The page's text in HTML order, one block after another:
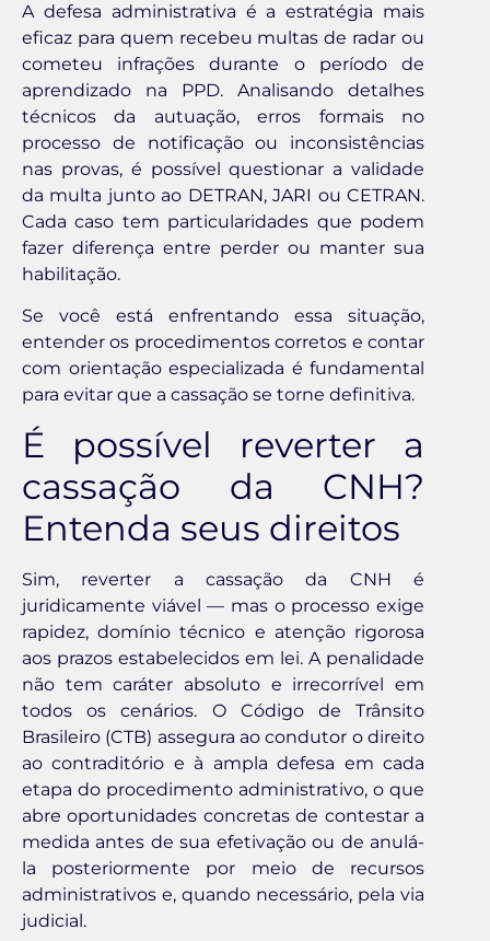
A defesa administrativa é a estratégia mais
eficaz para quem recebeu multas de radar ou
cometeu infrações durante o período de
aprendizado na PPD. Analisando detalhes
técnicos da autuação, erros formais no
processo de notificação ou inconsistências
nas provas, é possível questionar a validade
da multa junto ao DETRAN, JARI ou CETRAN.
Cada caso tem particularidades que podem
fazer diferença entre perder ou manter sua
habilitação.
Se você está enfrentando essa situação,
entender os procedimentos corretos e contar
com orientação especializada é fundamental
para evitar que a cassação se torne definitiva.
É possível reverter a
cassação da CNH?
Entenda seus direitos
Sim, reverter a cassação da CNH é
juridicamente viável — mas o processo exige
rapidez, domínio técnico e atenção rigorosa
aos prazos estabelecidos em lei. A penalidade
não tem caráter absoluto e irrecorrível em
todos os cenários. O Código de Trânsito
Brasileiro (CTB) assegura ao condutor o direito
ao contraditório e à ampla defesa em cada
etapa do procedimento administrativo, o que
abre oportunidades concretas de contestar a
medida antes de sua efetivação ou de anulá-
la posteriormente por meio de recursos
administrativos e, quando necessário, pela via
judicial.